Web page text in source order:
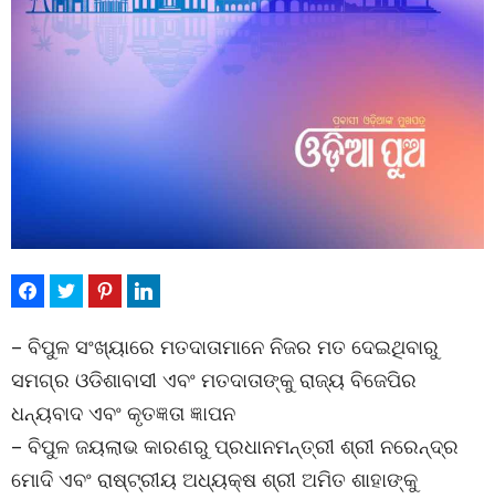
– ବିପୁଳ ସଂଖ୍ୟାରେ ମତଦାତାମାନେ ନିଜର ମତ ଦେଇଥିବାରୁ
ସମଗ୍ର ଓଡିଶାବାସୀ ଏବଂ ମତଦାତାଙ୍କୁ ରାଜ୍ୟ ବିଜେପିର
ଧନ୍ୟବାଦ ଏବଂ କୃତଜ୍ଞତା ଜ୍ଞାପନ
– ବିପୁଳ ଜୟଲାଭ କାରଣରୁ ପ୍ରଧାନମନ୍ତ୍ରୀ ଶ୍ରୀ ନରେନ୍ଦ୍ର
ମୋଦି ଏବଂ ରାଷ୍ଟ୍ରୀୟ ଅଧ୍ୟକ୍ଷ ଶ୍ରୀ ଅମିତ ଶାହାଙ୍କୁ